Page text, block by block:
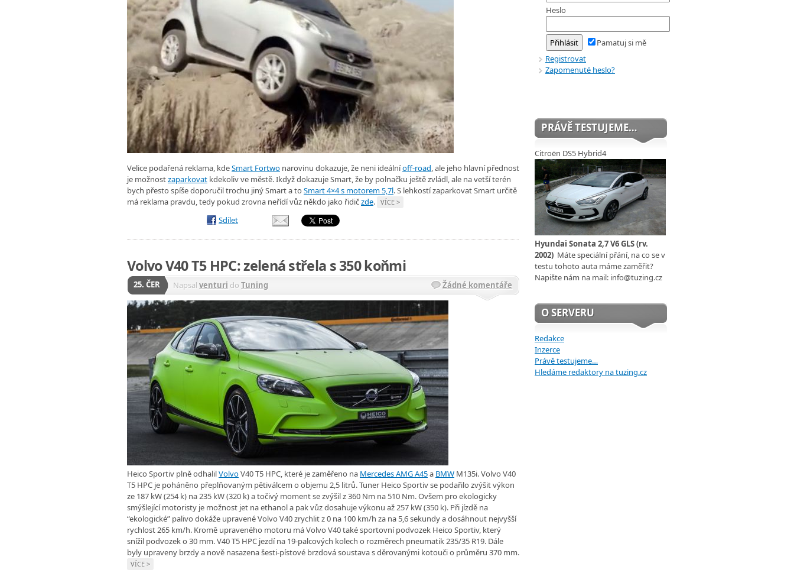
Velice podařená reklama, kdeSmart Fortwo narovinu dokazuje, že neni ideálníoff-road, ale jeho hlavní přednost
je možnostzaparkovat kdekoliv ve městě. Ikdyž dokazuje Smart, že by polnačku ještě zvládl, ale na vetší terén
bych přesto spíše doporučil trochu jiný Smart a to Smart 4×4 s motorem 5,7l. S lehkostí zaparkovat Smart určitě
má reklama pravdu, tedy pokud zrovna neřídí vůz někdo jako řidičzde. VÍCE >
Sdílet
Volvo V40 T5 HPC: zelená střela s 350 koňmi
25. ČER Napsal venturi do Tuning Žádné komentáře
Heico Sportiv plně odhalilVolvoV40 T5 HPC, které je zaměřeno na Mercedes AMG A45a BMW M135i. Volvo V40
T5 HPC je poháněno přeplňovaným pětiválcem o objemu 2,5 litrů. Tuner Heico Sportiv se podařilo zvýšit výkon
ze 187 kW (254 k) na 235 kW (320 k) a točivý moment se zvýšil z 360 Nm na 510 Nm. Ovšem pro ekologicky
smýšlející motoristy je možnost jet na ethanol a pak vůz dosahuje výkonu až 257 kW (350 k). Při jízdě na
“ekologické” palivo dokáže upravené Volvo V40 zrychlit z 0 na 100 km/h za na 5,6 sekundy a dosáhnout nejvyšší
rychlost 265 km/h. Kromě upraveného motoru má Volvo V40 také sportovní podvozek Heico Sportiv, který
snížil podvozek o 30 mm. V40 T5 HPC jezdí na 19-palcových kolech o rozměrech pneumatik 235/35 R19. Dále
byly upraveny brzdy a nově nasazena šesti-pístové brzdová soustava s děrovanými kotouči o průměru 370 mm.
VÍCE >
Heslo
Pamatuj si mě
Registrovat
Zapomenuté heslo?
PRÁVĚ TESTUJEME…
Citroën DS5 Hybrid4
Hyundai Sonata 2,7 V6 GLS (rv.
2002) Máte speciální přání, na co se v
testu tohoto auta máme zaměřit?
Napište nám na mail: info@tuzing.cz
O SERVERU
Redakce
Inzerce
Právě testujeme…
Hledáme redaktory na tuzing.cz